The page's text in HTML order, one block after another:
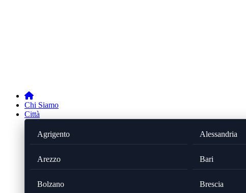
Chi Siamo
Città
Agrigento Alessandria
Arezzo Bari
Bolzano Brescia